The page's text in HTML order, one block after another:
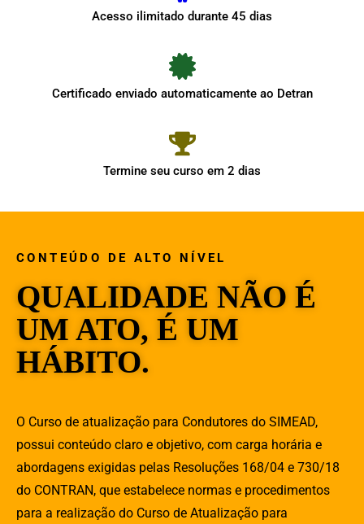
Acesso ilimitado durante 45 dias
Certificado enviado automaticamente ao Detran
Termine seu curso em 2 dias
CONTEÚDO DE ALTO NÍVEL
QUALIDADE NÃO É
UM ATO, É UM
HÁBITO.
O Curso de atualização para Condutores do SIMEAD,
possui conteúdo claro e objetivo, com carga horária e
abordagens exigidas pelas Resoluções 168/04 e 730/18
do CONTRAN, que estabelece normas e procedimentos
para a realização do Curso de Atualização para